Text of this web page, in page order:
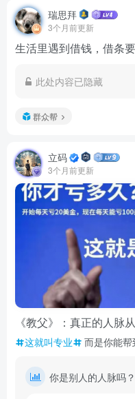
瑞思拜
3个月前更新
生活里遇到借钱，借条
此处内容已隐藏
群众帮
立码
3个月前更新
《教父》：真正的人脉
这就叫专业 而是你能帮
你是别人的人脉吗？